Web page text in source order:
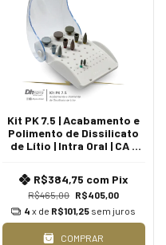
Kit PK 7.5 | Acabamento e
Polimento de Dissilicato
de Lítio | Intra Oral | CA -
R$465,00 R$405,00
R$384,75 com Pix
4 x de R$101,25 sem juros
COMPRAR